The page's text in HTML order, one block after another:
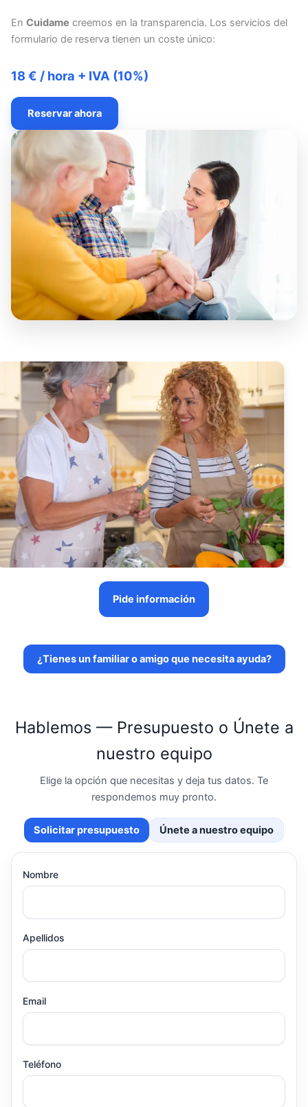
En Cuidame creemos en la transparencia. Los servicios del
formulario de reserva tienen un coste único:
18 € / hora + IVA (10%)
Reservar ahora
Pide información
¿Tienes un familiar o amigo que necesita ayuda?
Hablemos — Presupuesto o Únete a
nuestro equipo
Elige la opción que necesitas y deja tus datos. Te
respondemos muy pronto.
Solicitar presupuesto Únete a nuestro equipo
Nombre
Apellidos
Email
Teléfono